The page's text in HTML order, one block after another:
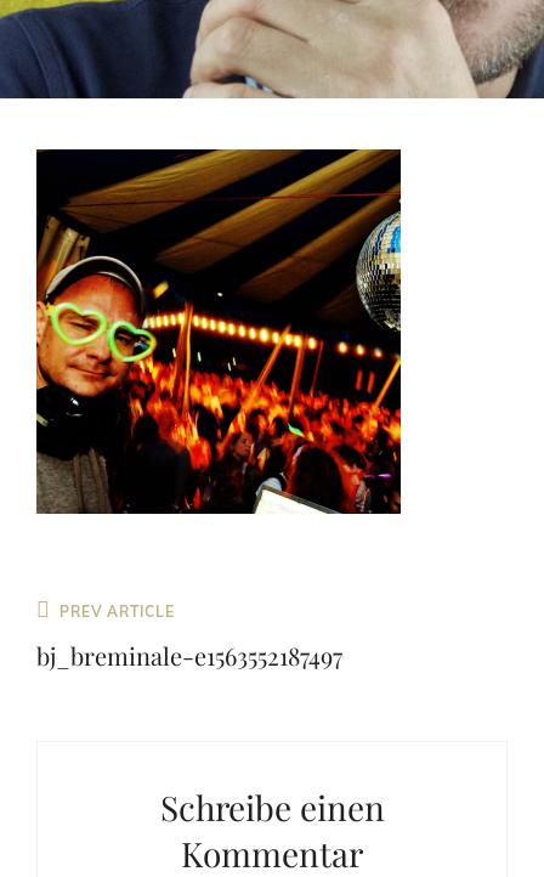
Beitragsnavigation
Previous
Post
PREV ARTICLE
bj_breminale-e1563552187497
Schreibe einen
Kommentar